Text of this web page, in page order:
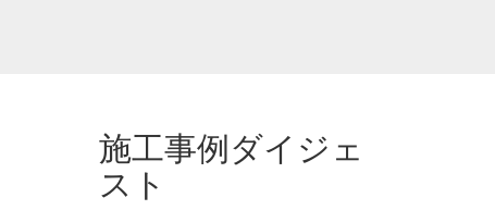
施工事例ダイジェ
スト